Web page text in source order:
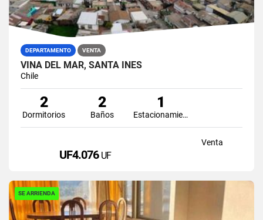
DEPARTAMENTO VENTA
VIÑA DEL MAR, SANTA INES
Chile
2
Dormitorios
2
Baños
1
Estacionamiento
Venta
UF4.076 UF
SE ARRIENDA